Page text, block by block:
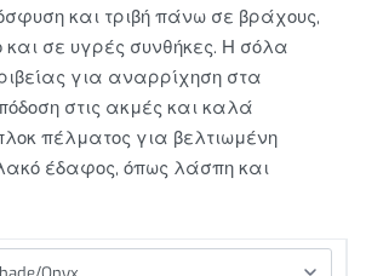
και τριβή πάνω σε βράχους,
και σε υγρές συνθήκες. Η σόλα
για αναρρίχηση στα
στις ακμές και καλά
πέλματος για βελτιωμένη
έδαφος, όπως λάσπη και